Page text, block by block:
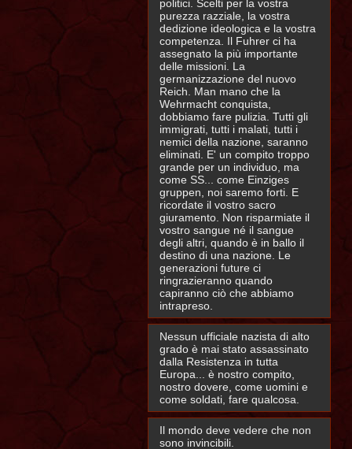
politici. Scelti per la vostra
purezza razziale, la vostra
dedizione ideologica e la vostra
competenza. Il Fuhrer ci ha
assegnato la più importante
delle missioni. La
germanizzazione del nuovo
Reich. Man mano che la
Wehrmacht conquista,
dobbiamo fare pulizia. Tutti gli
immigrati, tutti i malati, tutti i
nemici della nazione, saranno
eliminati. E' un compito troppo
grande per un individuo, ma
come SS... come Einziges
gruppen, noi saremo forti. E
ricordate il vostro sacro
giuramento. Non risparmiate il
vostro sangue né il sangue
degli altri, quando è in ballo il
destino di una nazione. Le
generazioni future ci
ringrazieranno quando
capiranno ciò che abbiamo
intrapreso.
Nessun ufficiale nazista di alto
grado è mai stato assassinato
dalla Resistenza in tutta
Europa... è nostro compito,
nostro dovere, come uomini e
come soldati, fare qualcosa.
Il mondo deve vedere che non
sono invincibili.